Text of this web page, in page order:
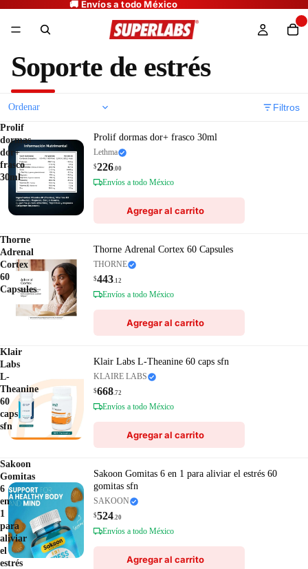
Soporte de estrés
Filtros
Prolif
dormas
dor+
frasco
30ml
Prolif dormas dor+ frasco 30ml
Lethma
$226.00
Envíos a todo México
Agregar al carrito
Thorne
Adrenal
Cortex
60
Capsules
Thorne Adrenal Cortex 60 Capsules
THORNE
$443.12
Envíos a todo México
Agregar al carrito
Klair
Labs
L-
Theanine
60
caps
sfn
Klair Labs L-Theanine 60 caps sfn
KLAIRE LABS
$668.72
Envíos a todo México
Agregar al carrito
Sakoon
Gomitas
6
en
1
para
aliviar
el
estrés
Sakoon Gomitas 6 en 1 para aliviar el estrés 60
gomitas sfn
SAKOON
$524.20
Envíos a todo México
Agregar al carrito